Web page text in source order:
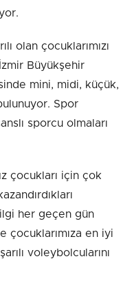
olan çocuklarımızı
Büyükşehir
mini, midi, küçük,
Spor
sporcu olmaları
çocukları için çok
her geçen gün
çocuklarımıza en iyi
voleybolcularını